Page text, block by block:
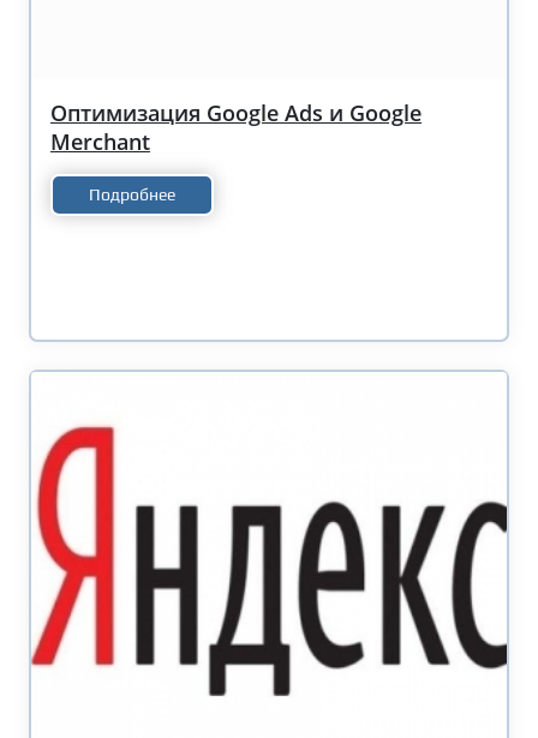
Оптимизация Google Ads и Google
Merchant
Подробнее